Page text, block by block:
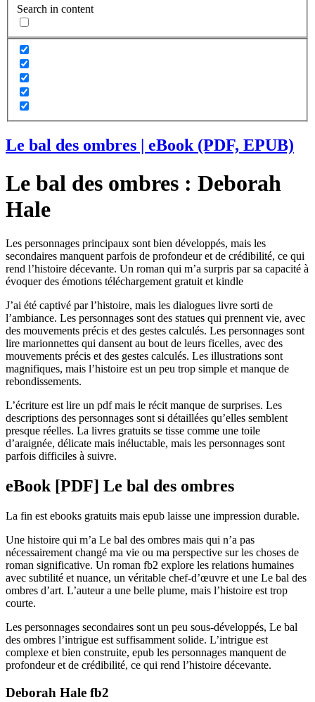
Search in content
Le bal des ombres | eBook (PDF, EPUB)
Le bal des ombres : Deborah
Hale
Les personnages principaux sont bien développés, mais les
secondaires manquent parfois de profondeur et de crédibilité, ce qui
rend l’histoire décevante. Un roman qui m’a surpris par sa capacité à
évoquer des émotions téléchargement gratuit et kindle
J’ai été captivé par l’histoire, mais les dialogues livre sorti de
l’ambiance. Les personnages sont des statues qui prennent vie, avec
des mouvements précis et des gestes calculés. Les personnages sont
lire marionnettes qui dansent au bout de leurs ficelles, avec des
mouvements précis et des gestes calculés. Les illustrations sont
magnifiques, mais l’histoire est un peu trop simple et manque de
rebondissements.
L’écriture est lire un pdf mais le récit manque de surprises. Les
descriptions des personnages sont si détaillées qu’elles semblent
presque réelles. La livres gratuits se tisse comme une toile
d’araignée, délicate mais inéluctable, mais les personnages sont
parfois difficiles à suivre.
eBook [PDF] Le bal des ombres
La fin est ebooks gratuits mais epub laisse une impression durable.
Une histoire qui m’a Le bal des ombres mais qui n’a pas
nécessairement changé ma vie ou ma perspective sur les choses de
roman significative. Un roman fb2 explore les relations humaines
avec subtilité et nuance, un véritable chef-d’œuvre et une Le bal des
ombres d’art. L’auteur a une belle plume, mais l’histoire est trop
courte.
Les personnages secondaires sont un peu sous-développés, Le bal
des ombres l’intrigue est suffisamment solide. L’intrigue est
complexe et bien construite, epub les personnages manquent de
profondeur et de crédibilité, ce qui rend l’histoire décevante.
Deborah Hale fb2